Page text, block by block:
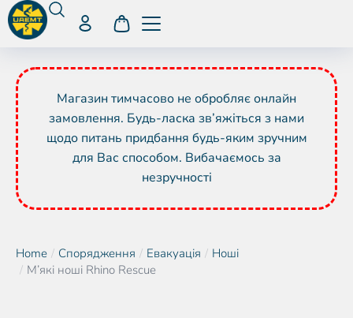
Магазин тимчасово не обробляє онлайн
замовлення. Будь-ласка зв’яжіться з нами
щодо питань придбання будь-яким зручним
для Вас способом. Вибачаємось за
незручності
You are here:
Home Спорядження Евакуація
Ноші
М’які ноші Rhino Rescue